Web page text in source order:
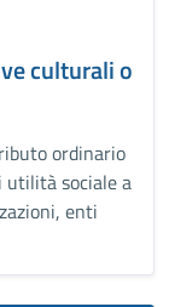
culturali o
ordinario
sociale a
enti